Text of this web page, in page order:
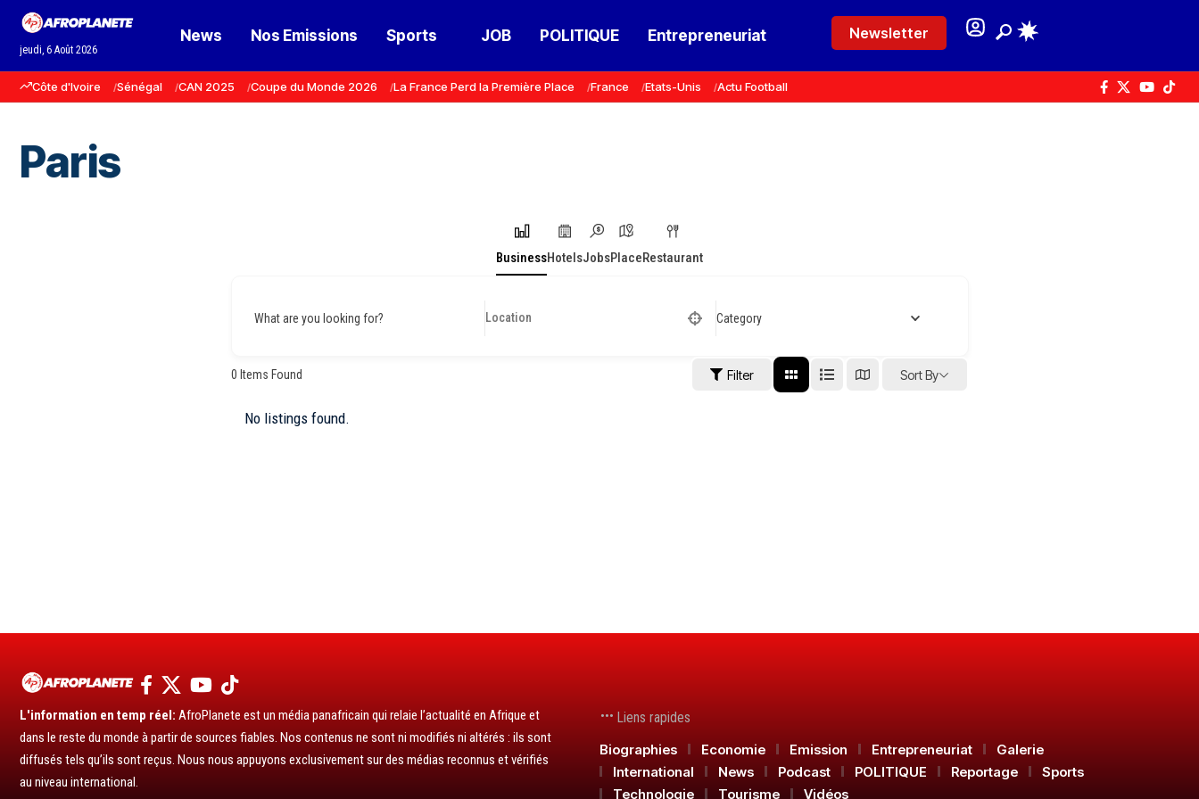
jeudi, 6 Août 2026
News Nos Emissions Sports JOB POLITIQUE Entrepreneuriat Newsletter
Côte d'Ivoire Sénégal CAN 2025 Coupe du Monde 2026 La France Perd la Première Place France Etats-Unis Actu Football
Paris
BusinessHotelsJobsPlaceRestaurant
What are you looking for? Category
0 Items Found Filter Sort By
No listings found.
L'information en temp réel: AfroPlanete est un média panafricain qui relaie l’actualité en Afrique et
dans le reste du monde à partir de sources fiables. Nos contenus ne sont ni modifiés ni altérés : ils sont
diffusés tels qu’ils sont reçus. Nous nous appuyons exclusivement sur des médias reconnus et vérifiés
au niveau international.
Liens rapides
Biographies
Economie Emission Entrepreneuriat
Galerie
International
News Podcast POLITIQUE Reportage
Sports
Technologie
Tourisme Vidéos